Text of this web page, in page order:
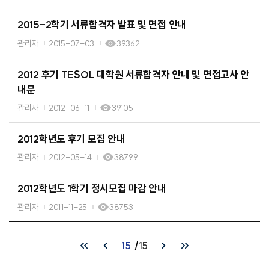
2015-2학기 서류합격자 발표 및 면접 안내
관리자 2015-07-03 39362
2012 후기 TESOL 대학원 서류합격자 안내 및 면접고사 안
내문
관리자 2012-06-11 39105
2012학년도 후기 모집 안내
관리자 2012-05-14 38799
2012학년도 1학기 정시모집 마감 안내
관리자 2011-11-25 38753
15 15